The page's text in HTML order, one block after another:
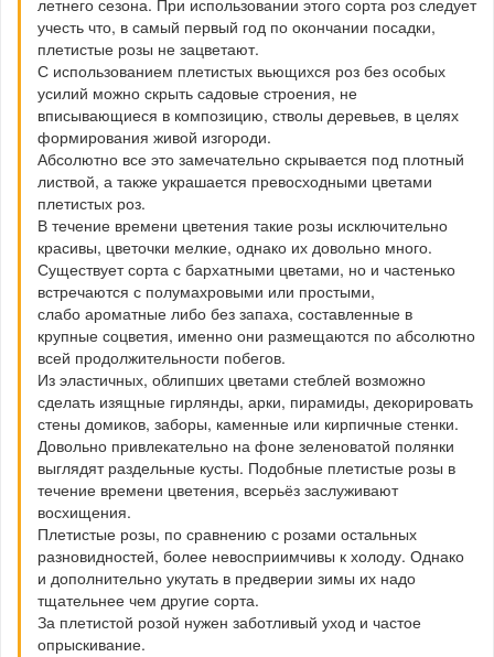
летнего сезона. При использовании этого сорта роз следует
учесть что, в самый первый год по окончании посадки,
плетистые розы не зацветают.
С использованием плетистых вьющихся роз без особых
усилий можно скрыть садовые строения, не
вписывающиеся в композицию, стволы деревьев, в целях
формирования живой изгороди.
Абсолютно все это замечательно скрывается под плотный
листвой, а также украшается превосходными цветами
плетистых роз.
В течение времени цветения такие розы исключительно
красивы, цветочки мелкие, однако их довольно много.
Существует сорта с бархатными цветами, но и частенько
встречаются с полумахровыми или простыми,
слабо ароматные либо без запаха, составленные в
крупные соцветия, именно они размещаются по абсолютно
всей продолжительности побегов.
Из эластичных, облипших цветами стеблей возможно
сделать изящные гирлянды, арки, пирамиды, декорировать
стены домиков, заборы, каменные или кирпичные стенки.
Довольно привлекательно на фоне зеленоватой полянки
выглядят раздельные кусты. Подобные плетистые розы в
течение времени цветения, всерьёз заслуживают
восхищения.
Плетистые розы, по сравнению с розами остальных
разновидностей, более невосприимчивы к холоду. Однако
и дополнительно укутать в предверии зимы их надо
тщательнее чем другие сорта.
За плетистой розой нужен заботливый уход и частое
опрыскивание.